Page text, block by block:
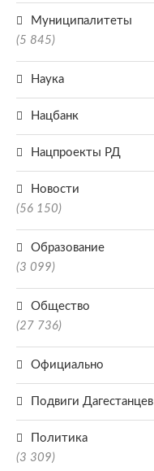
Муниципалитеты
(5 845)
Наука
Нацбанк
Нацпроекты РД
Новости
(56 150)
Образование
(3 099)
Общество
(27 736)
Официально
Подвиги Дагестанцев
Политика
(3 309)